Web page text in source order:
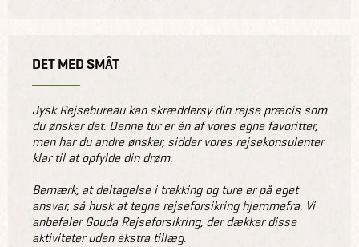
DET MED SMÅT
Jysk Rejsebureau kan skræddersy din rejse præcis som
du ønsker det. Denne tur er én af vores egne favoritter,
men har du andre ønsker, sidder vores rejsekonsulenter
klar til at opfylde din drøm.
Bemærk, at deltagelse i trekking og ture er på eget
ansvar, så husk at tegne rejseforsikring hjemmefra. Vi
anbefaler Gouda Rejseforsikring, der dækker disse
aktiviteter uden ekstra tillæg.